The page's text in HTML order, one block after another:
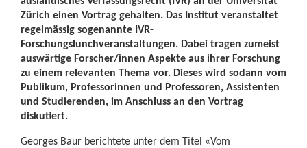
Zürich einen Vortrag gehalten. Das Institut veranstaltet
regelmässig sogenannte IVR-
Forschungslunchveranstaltungen. Dabei tragen zumeist
auswärtige Forscher/innen Aspekte aus ihrer Forschung
zu einem relevanten Thema vor. Dieses wird sodann vom
Publikum, Professorinnen und Professoren, Assistenten
und Studierenden, im Anschluss an den Vortrag
diskutiert.
Georges Baur berichtete unter dem Titel «Vom